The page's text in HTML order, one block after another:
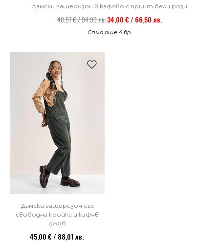
Дамски гащеризон в кафяво с принт бели рози
48,57 € / 94,99 лв.34,00 € / 66,50 лв.
Само още 4 бр.
Дамски гащеризон със
свободна кройка и кафяв
джоб
45,00 € / 88,01 лв.